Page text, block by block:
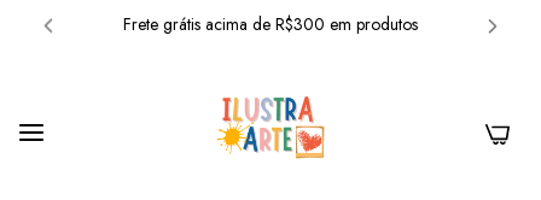
Frete grátis acima de R$300 em produtos
Frete grátis acima de R$300 em produtos